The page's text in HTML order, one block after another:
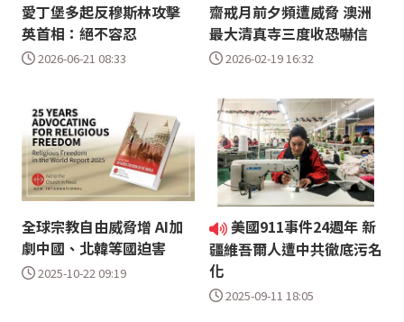
愛丁堡多起反穆斯林攻擊
英首相：絕不容忍
2026-06-21 08:33
齋戒月前夕頻遭威脅 澳洲
最大清真寺三度收恐嚇信
2026-02-19 16:32
全球宗教自由威脅增 AI加
劇中國、北韓等國迫害
2025-10-22 09:19
美國911事件24週年 新
疆維吾爾人遭中共徹底污名
化
2025-09-11 18:05